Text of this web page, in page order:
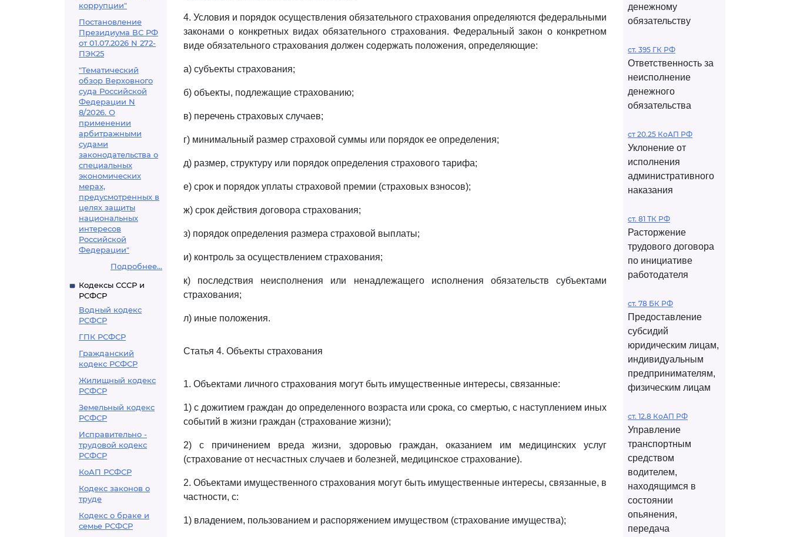
коррупции"
Постановление
Президиума ВС РФ
от 01.07.2026 N 272-
ПЭК25
"Тематический
обзор Верховного
суда Российской
Федерации N
8/2026. О
применении
арбитражными
судами
законодательства о
специальных
экономических
мерах,
предусмотренных в
целях защиты
национальных
интересов
Российской
Федерации"
Подробнее...
Кодексы СССР и
РСФСР
Водный кодекс
РСФСР
ГПК РСФСР
Гражданский
кодекс РСФСР
Жилищный кодекс
РСФСР
Земельный кодекс
РСФСР
Исправительно -
трудовой кодекс
РСФСР
КоАП РСФСР
Кодекс законов о
труде
Кодекс о браке и
семье РСФСР
4. Условия и порядок осуществления обязательного страхования определяются федеральными
законами о конкретных видах обязательного страхования. Федеральный закон о конкретном
виде обязательного страхования должен содержать положения, определяющие:
а) субъекты страхования;
б) объекты, подлежащие страхованию;
в) перечень страховых случаев;
г) минимальный размер страховой суммы или порядок ее определения;
д) размер, структуру или порядок определения страхового тарифа;
е) срок и порядок уплаты страховой премии (страховых взносов);
ж) срок действия договора страхования;
з) порядок определения размера страховой выплаты;
и) контроль за осуществлением страхования;
к) последствия неисполнения или ненадлежащего исполнения обязательств субъектами
страхования;
л) иные положения.
Статья 4. Объекты страхования
1. Объектами личного страхования могут быть имущественные интересы, связанные:
1) с дожитием граждан до определенного возраста или срока, со смертью, с наступлением иных
событий в жизни граждан (страхование жизни);
2) с причинением вреда жизни, здоровью граждан, оказанием им медицинских услуг
(страхование от несчастных случаев и болезней, медицинское страхование).
2. Объектами имущественного страхования могут быть имущественные интересы, связанные, в
частности, с:
1) владением, пользованием и распоряжением имуществом (страхование имущества);
денежному
обязательству
ст. 395 ГК РФ
Ответственность за
неисполнение
денежного
обязательства
ст 20.25 КоАП РФ
Уклонение от
исполнения
административного
наказания
ст. 81 ТК РФ
Расторжение
трудового договора
по инициативе
работодателя
ст. 78 БК РФ
Предоставление
субсидий
юридическим лицам,
индивидуальным
предпринимателям,
физическим лицам
ст. 12.8 КоАП РФ
Управление
транспортным
средством
водителем,
находящимся в
состоянии
опьянения,
передача